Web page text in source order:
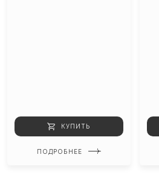
КУПИТЬ
ПОДРОБНЕЕ